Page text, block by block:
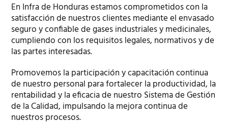
En Infra de Honduras estamos comprometidos con la
satisfacción de nuestros clientes mediante el envasado
seguro y confiable de gases industriales y medicinales,
cumpliendo con los requisitos legales, normativos y de
las partes interesadas.
Promovemos la participación y capacitación continua
de nuestro personal para fortalecer la productividad, la
rentabilidad y la eficacia de nuestro Sistema de Gestión
de la Calidad, impulsando la mejora continua de
nuestros procesos.